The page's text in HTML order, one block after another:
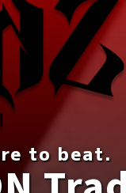
to beat.